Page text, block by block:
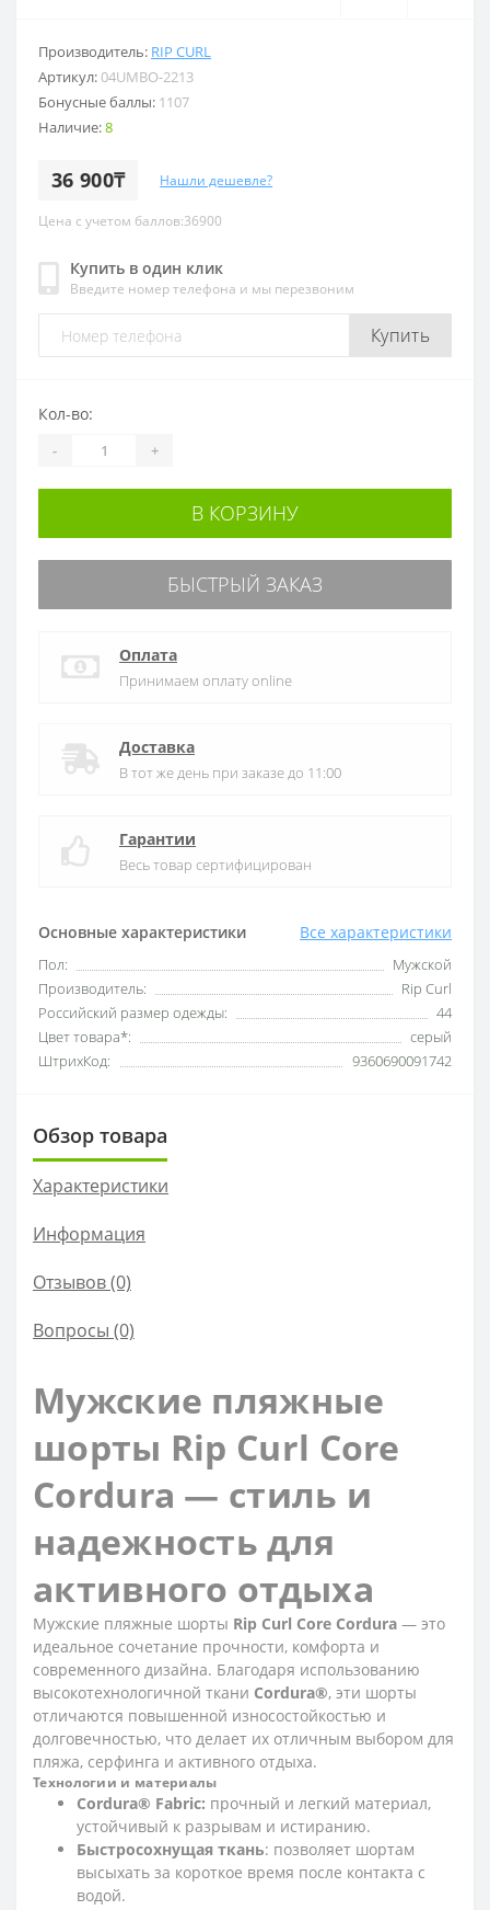
Производитель: RIP CURL
Артикул:04UMBO-2213
Бонусные баллы: 1107
Наличие:8
36 900₸ Нашли дешевле?
Цена с учетом баллов:36900
Купить в один клик
Введите номер телефона и мы перезвоним
Купить
Основные характеристики Все характеристики
Пол:
Мужской
Производитель:
Rip Curl
Российский размер одежды:
44
Цвет товара*:
серый
ШтрихКод:
9360690091742
Кол-во:
- +
В КОРЗИНУ
БЫСТРЫЙ ЗАКАЗ
Оплата
Принимаем оплату online
Доставка
В тот же день при заказе до 11:00
Гарантии
Весь товар сертифицирован
Обзор товара
Характеристики
Информация
Отзывов (0)
Вопросы (0)
Мужские пляжные
шорты Rip Curl Core
Cordura — стиль и
надежность для
активного отдыха
Мужские пляжные шорты Rip Curl Core Cordura — это
идеальное сочетание прочности, комфорта и
современного дизайна. Благодаря использованию
высокотехнологичной ткани Cordura®, эти шорты
отличаются повышенной износостойкостью и
долговечностью, что делает их отличным выбором для
пляжа, серфинга и активного отдыха.
Технологии и материалы
Cordura® Fabric: прочный и легкий материал,
устойчивый к разрывам и истиранию.
Быстросохнущая ткань: позволяет шортам
высыхать за короткое время после контакта с
водой.